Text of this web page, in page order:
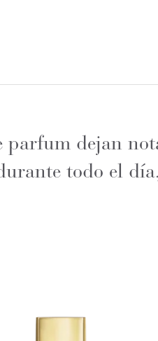
dejan
todo el